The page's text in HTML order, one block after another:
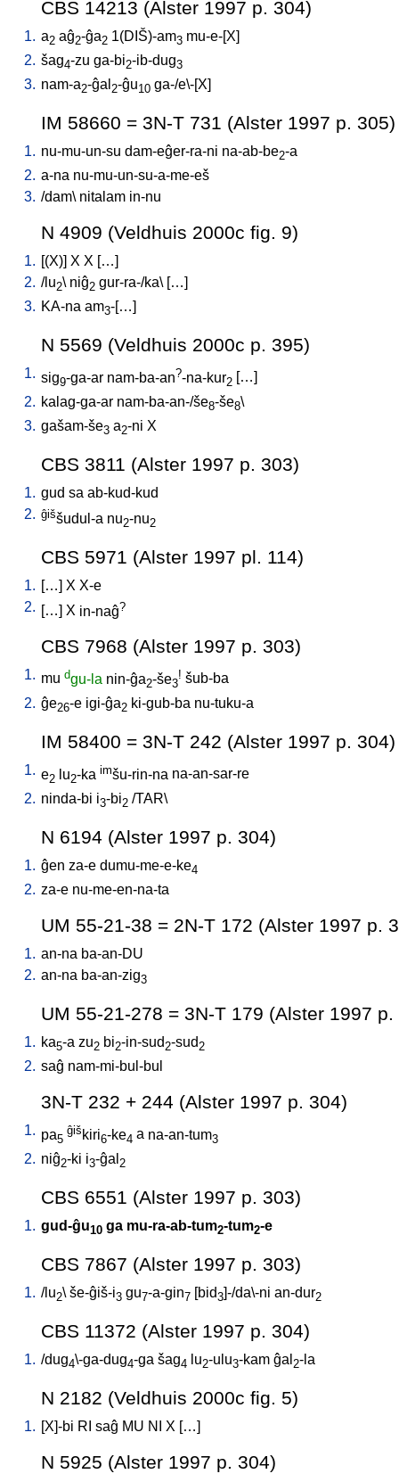
CBS 14213 (Alster 1997 p. 304)
1. a2 aĝ2-ĝa2 1(DIŠ)-am3 mu-e-[X]
2. šag4-zu ga-bi2-ib-dug3
3. nam-a2-ĝal 2-ĝu10 ga-/e\-[X]
IM 58660 = 3N-T 731 (Alster 1997 p. 305)
1. nu-mu-un-su dam-eĝer-ra-ni na-ab-be2-a
2. a-na nu-mu-un-su-a-me-eš
3. /dam\ nitalam in-nu
N 4909 (Veldhuis 2000c fig. 9)
1. [(X)] X X […]
2. /lu2\ niĝ2 gur-ra-/ka\ […]
3. KA-na am3-[…]
N 5569 (Veldhuis 2000c p. 395)
1. sig9-ga-ar nam-ba-an?-na-kur2 …
2. kalag-ga-ar nam-ba-an-/še8-še8\
3. gašam-še3 a2-ni X
CBS 3811 (Alster 1997 p. 303)
1. gud sa ab-kud-kud
2. ĝiššudul-a nu2-nu2
CBS 5971 (Alster 1997 pl. 114)
1. […] X X-e
2.
… X in-naĝ?
CBS 7968 (Alster 1997 p. 303)
1. mu dgu-la nin-ĝa2-še3
! šub-ba
2. ĝe26-e igi-ĝa2 ki-gub-ba nu-tuku-a
IM 58400 = 3N-T 242 (Alster 1997 p. 304)
1. e2 lu2-ka imšu-rin-na na-an-sar-re
2. ninda-bi i3-bi2 /TAR\
N 6194 (Alster 1997 p. 304)
1. ĝen za-e dumu-me-e-ke4
2. za-e nu-me-en-na-ta
UM 55-21-38 = 2N-T 172 (Alster 1997 p.
1. an-na ba-an-DU
2. an-na ba-an-zig3
UM 55-21-278 = 3N-T 179 (Alster 1997 p.
1. ka5-a zu2 bi2-in-sud2-sud2
2. saĝ nam-mi-bul-bul
3N-T 232 + 244 (Alster 1997 p. 304)
1. pa5
ĝiš kiri6-ke4 a na-an-tum3
2. niĝ2-ki i3-ĝal 2
CBS 6551 (Alster 1997 p. 303)
1. gud-ĝu10 ga mu-ra-ab-tum2-tum2-e
CBS 7867 (Alster 1997 p. 303)
1. /lu2\ še-ĝiš-i3 gu7-a-gin7 [bid3]-/da\-ni an-dur2
CBS 11372 (Alster 1997 p. 304)
1. /dug4\-ga-dug4-ga šag4 lu2-ulu3-kam ĝal 2-la
N 2182 (Veldhuis 2000c fig. 5)
1. [X]-bi RI saĝ MU NI X […]
N 5925 (Alster 1997 p. 304)